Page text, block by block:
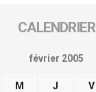
CALENDRIER
février 2005
M J V